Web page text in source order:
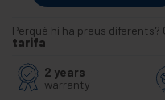
Perquè hi ha preus diferents?
tarifa
2 years
warranty